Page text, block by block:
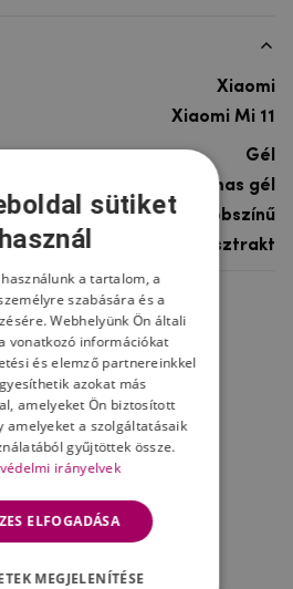
Xiaomi
Xiaomi Mi 11
Gél
rugalmas gél
többszínű
Absztrakt
el
sütiket
használ
a tartalom, a
szabására és a
Webhelyünk Ön általi
vonatkozó információkat
és elemző partnereinkkel
azokat más
amelyeket Ön biztosított
amelyeket a szolgáltatásaik
gyűjtöttek össze.
irányelvek
ELFOGADÁSA
MEGJELENÍTÉSE